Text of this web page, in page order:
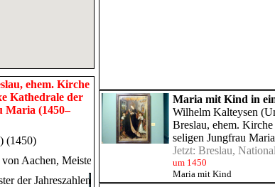
ehem. Kirche
Kathedrale der
Maria (1450–
(1450)
Aachen, Meister des St. Barbara-Polyptychons) (1450)
der Jahreszahlen) (Werkstatt) (1488)
Maria mit Kind in
Wilhelm Kalteysen
Breslau, ehem.
seligen Jungfrau Maria
Jetzt: Breslau,
um 1450
Maria mit Kind